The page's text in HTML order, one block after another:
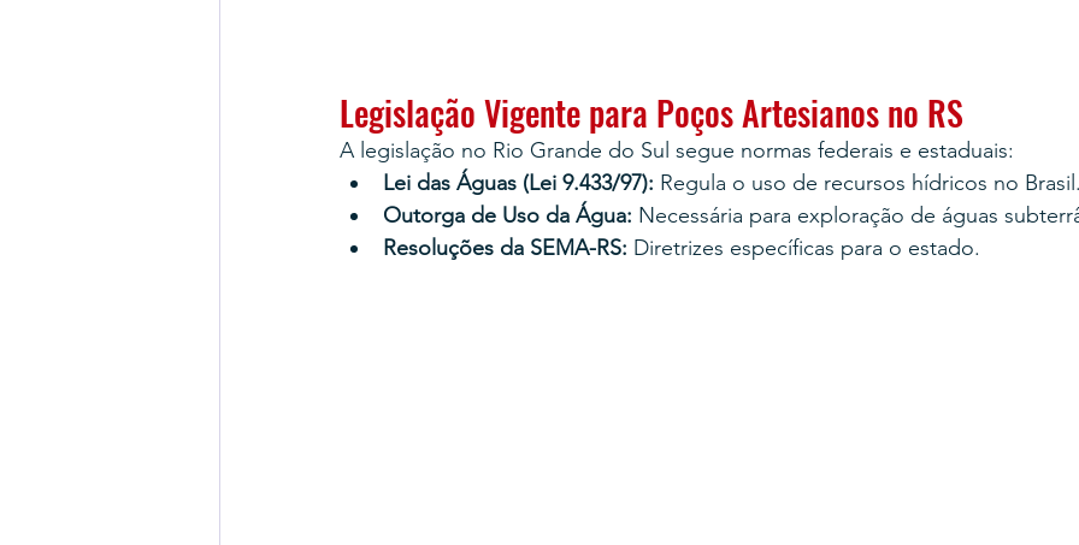
Legislação Vigente para Poços Artesianos no RS
A legislação no Rio Grande do Sul segue normas federais e estaduais:
Lei das Águas (Lei 9.433/97): Regula o uso de recursos hídricos no Brasil.
Outorga de Uso da Água: Necessária para exploração de águas
Resoluções da SEMA-RS: Diretrizes específicas para o estado.